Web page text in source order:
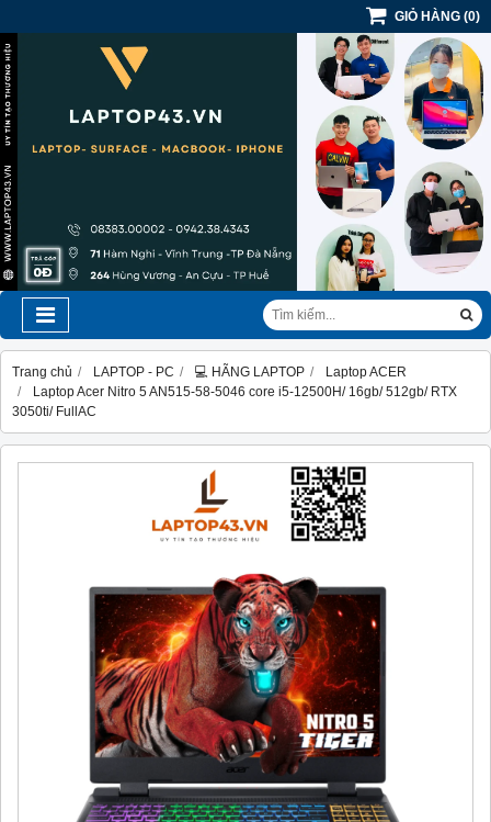
GIỎ HÀNG (0)
Trang chủ LAPTOP - PC 💻 HÃNG LAPTOP
Laptop ACER
Laptop Acer Nitro 5 AN515-58-5046 core i5-12500H/ 16gb/ 512gb/ RTX
3050ti/ FullAC